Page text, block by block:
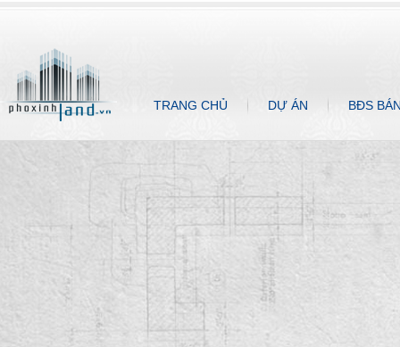
TRANG CHỦ DỰ ÁN BĐS